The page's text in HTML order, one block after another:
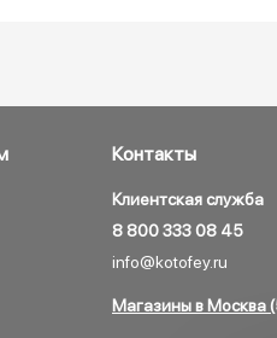
Контакты
Клиентская служба
8 800 333 08 45
info@kotofey.ru
Магазины в Москва